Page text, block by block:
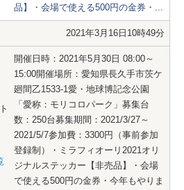
品】・会場で使える500円の金券・...
2021年3月16日10時49分
開催日時：2021年5月30日 08:00～
15:00開催場所：愛知県長久手市茨ケ
廻間乙1533-1愛・地球博記念公園
「愛称：モリコロパーク」募集台
数：250台募集期間：2021/3/27～
2021/5/7参加費：3300円（事前参加
登録制）・ミラフィオーリ2021オリ
ジナルステッカー【非売品】・会場
で使える500円の金券・今年もやりま